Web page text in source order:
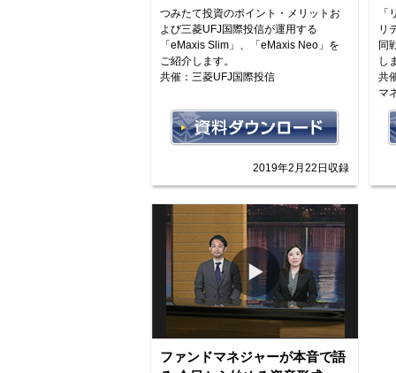
つみたて投資のポイント・メリットお
よび三菱UFJ国際投信が運用する
「eMaxis Slim」、「eMaxis Neo」を
ご紹介します。
共催：三菱UFJ国際投信
2019年2月22日収録
リ
同
し
共
マ
ファンドマネジャーが本音で語